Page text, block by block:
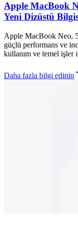
Apple MacBook
Yeni Dizüstü
Apple MacBook Neo,
güçlü performans ve
kullanım ve temel işler
Daha fazla bilgi edinin